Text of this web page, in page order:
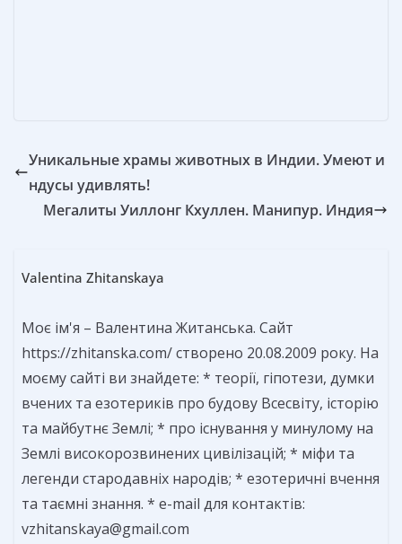
Уникальные храмы животных в Индии. Умеют и
ндусы удивлять!
Мегалиты Уиллонг Кхуллен. Манипур. Индия
Valentina Zhitanskaya
Моє ім'я – Валентина Житанська. Сайт
https://zhitanska.com/ створено 20.08.2009 року. На
моєму сайті ви знайдете: * теорії, гіпотези, думки
вчених та езотериків про будову Всесвіту, історію
та майбутнє Землі; * про існування у минулому на
Землі високорозвинених цивілізацій; * міфи та
легенди стародавніх народів; * езотеричні вчення
та таємні знання. * e-mail для контактів:
vzhitanskaya@gmail.com